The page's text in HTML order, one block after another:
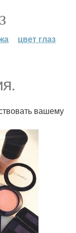
цвет глаз
вашему